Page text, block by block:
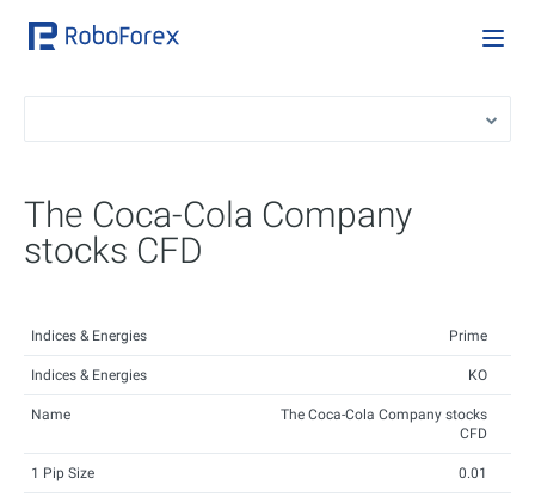
The Coca-Cola Company
stocks CFD
Indices & Energies Prime
Indices & Energies KO
Name
The Coca-Cola Company stocks
CFD
1 Pip Size 0.01